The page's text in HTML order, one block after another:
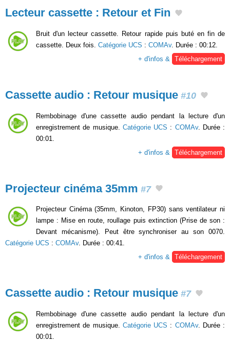
Lecteur cassette : Retour et Fin
Bruit d'un lecteur cassette. Retour rapide puis buté en fin de
cassette. Deux fois. Catégorie UCS : COMAv. Durée : 00:12.
+ d'infos &
Téléchargement
Cassette audio : Retour musique #10
Rembobinage d'une cassette audio pendant la lecture d'un
enregistrement de musique. Catégorie UCS : COMAv. Durée :
00:01.
+ d'infos &
Téléchargement
Projecteur cinéma 35mm #7
Projecteur Cinéma (35mm, Kinoton, FP30) sans ventilateur ni
lampe : Mise en route, roullage puis extinction (Prise de son :
Devant mécanisme). Peut être synchroniser au son 0070.
Catégorie UCS : COMAv. Durée : 00:41.
+ d'infos & Téléchargement
Cassette audio : Retour musique #7
Rembobinage d'une cassette audio pendant la lecture d'un
enregistrement de musique. Catégorie UCS : COMAv. Durée :
00:01.